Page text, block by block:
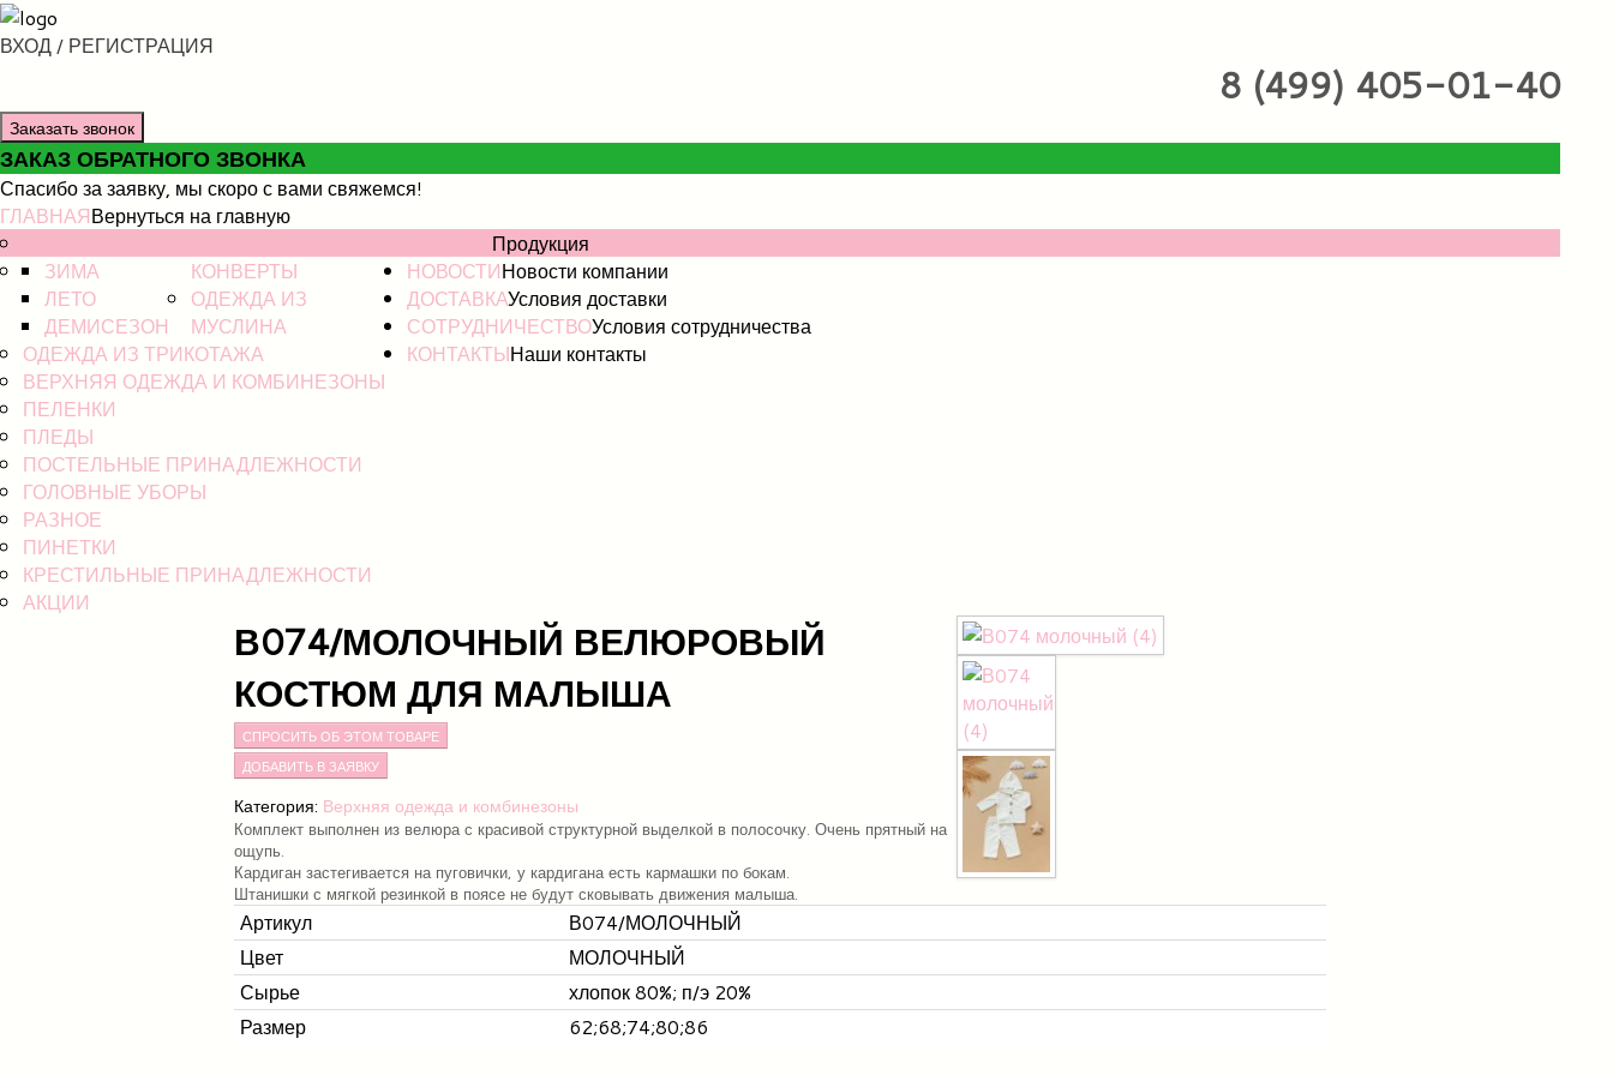
ВХОД / РЕГИСТРАЦИЯ
8 (499) 405-01-40
Заказать звонок
ЗАКАЗ ОБРАТНОГО ЗВОНКА
Спасибо за заявку, мы скоро с вами свяжемся!
ГЛАВНАЯВернуться на главную
Продукция
КОНВЕРТЫ
ЗИМА
ЛЕТО
ДЕМИСЕЗОН
ОДЕЖДА ИЗ
МУСЛИНА
ОДЕЖДА ИЗ ТРИКОТАЖА
ВЕРХНЯЯ ОДЕЖДА И КОМБИНЕЗОНЫ
ПЕЛЕНКИ
ПЛЕДЫ
ПОСТЕЛЬНЫЕ ПРИНАДЛЕЖНОСТИ
ГОЛОВНЫЕ УБОРЫ
РАЗНОЕ
ПИНЕТКИ
КРЕСТИЛЬНЫЕ ПРИНАДЛЕЖНОСТИ
АКЦИИ
НОВОСТИНовости компании
ДОСТАВКАУсловия доставки
СОТРУДНИЧЕСТВОУсловия сотрудничества
КОНТАКТЫНаши контакты
В074/МОЛОЧНЫЙ ВЕЛЮРОВЫЙ
КОСТЮМ ДЛЯ МАЛЫША
СПРОСИТЬ ОБ ЭТОМ ТОВАРЕ
Категория: Верхняя одежда и комбинезоны
Комплект выполнен из велюра с красивой структурной выделкой в полосочку. Очень прятный на
ощупь.
Кардиган застегивается на пуговички, у кардигана есть кармашки по бокам.
Штанишки с мягкой резинкой в поясе не будут сковывать движения малыша.
Артикул
В074/МОЛОЧНЫЙ
Цвет
МОЛОЧНЫЙ
Сырье
хлопок 80%; п/э 20%
Размер
62;68;74;80;86